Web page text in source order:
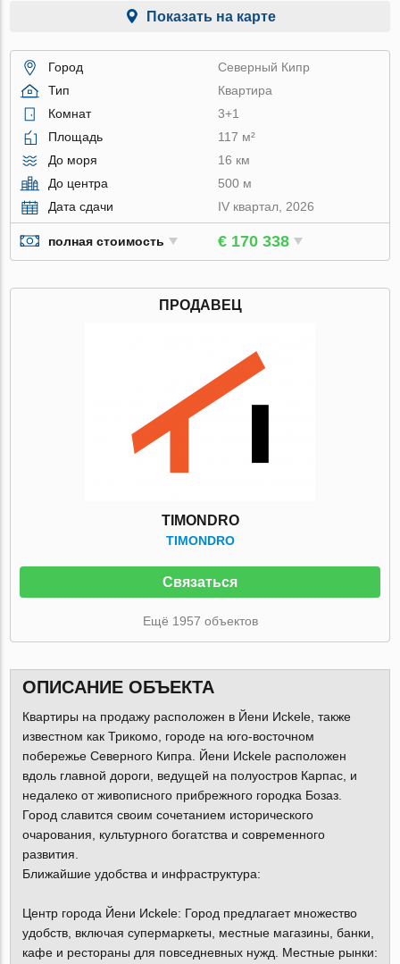
Показать на карте
Город
Северный Кипр
Тип
Квартира
Комнат
3+1
Площадь
117 м²
До моря
16 км
До центра
500 м
Дата сдачи
IV квартал, 2026
полная стоимость € 170 338
ПРОДАВЕЦ
TIMONDRO
TIMONDRO
Связаться
Ещё 1957 объектов
ОПИСАНИЕ ОБЪЕКТА
Квартиры на продажу расположен в Йени Исkele, также
известном как Трикомо, городе на юго-восточном
побережье Северного Кипра. Йени Исkele расположен
вдоль главной дороги, ведущей на полуостров Карпас, и
недалеко от живописного прибрежного городка Бозаз.
Город славится своим сочетанием исторического
очарования, культурного богатства и современного
развития.
Ближайшие удобства и инфраструктура:
Центр города Йени Исkele: Город предлагает множество
удобств, включая супермаркеты, местные магазины, банки,
кафе и рестораны для повседневных нужд. Местные рынки: